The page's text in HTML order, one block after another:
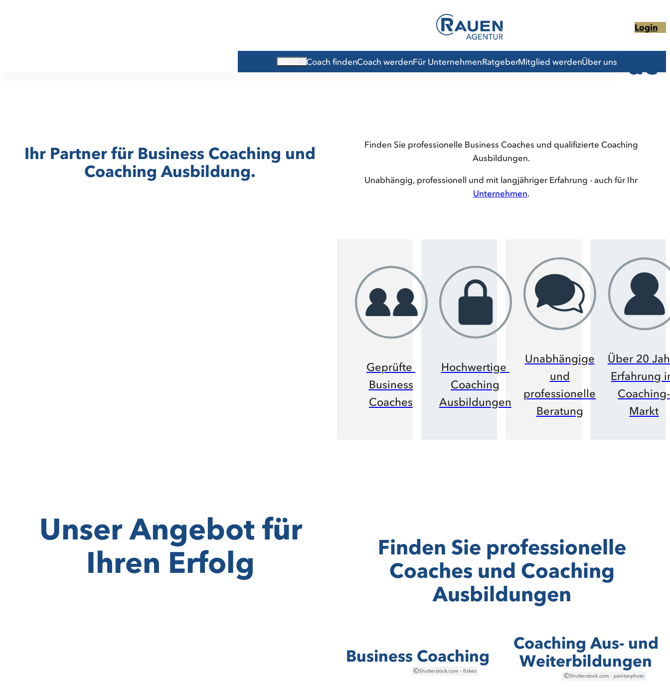
Login
Coach findenCoach werdenFür UnternehmenRatgeberMitglied werdenÜber uns
o
ac
fess
ion
elle
Coa
s
und
Coa
chi
© A Lot Of People/Shutterstock.com
Ihr Partner für Business Coaching und
Coaching Ausbildung.
Finden Sie professionelle Business Coaches und qualifizierte Coaching
Ausbildungen.
Unabhängig, professionell und mit langjähriger Erfahrung - auch für Ihr
Unternehmen.
Geprüfte
Business
Coaches
Hochwertige
Coaching
Ausbildungen
Unabhängige
und
professionelle
Beratung
Über 20
Erfahrung
Coaching-
Markt
Unser Angebot für
Ihren Erfolg
Finden Sie professionelle
Coaches und Coaching
Ausbildungen
Business Coaching
©Shutterstock.com - fizkes
Coaching Aus- und
Weiterbildungen
©Shutterstock.com - panitanphoto